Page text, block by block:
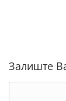
Залиште